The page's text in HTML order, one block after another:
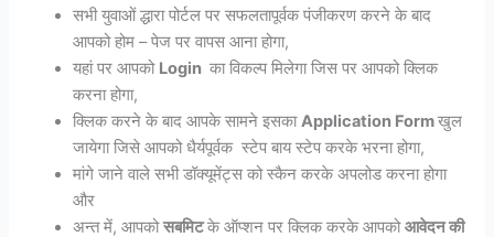
सभी युवाओं द्धारा पोर्टल पर सफलतापूर्वक पंजीकरण करने के बाद
आपको होम – पेज पर वापस आना होगा,
यहां पर आपको Login का विकल्प मिलेगा जिस पर आपको क्लिक
करना होगा,
क्लिक करने के बाद आपके सामने इसकाApplication Formखुल
जायेगा जिसे आपको धैर्यपूर्वक स्टेप बाय स्टेप करके भरना होगा,
मांगे जाने वाले सभी डॉक्यूमेंट्स को स्कैन करके अपलोड करना होगा
और
अन्त में, आपकोसबमिटके ऑप्शन पर क्लिक करके आपकोआवेदन की